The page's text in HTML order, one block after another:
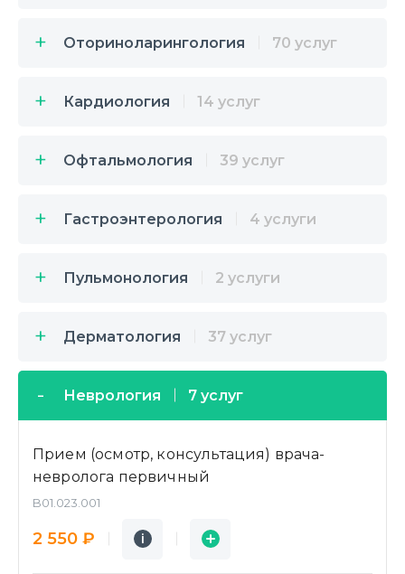
Оториноларингология 70 услуг
Кардиология 14 услуг
Офтальмология 39 услуг
Гастроэнтерология 4 услуги
Пульмонология 2 услуги
Дерматология 37 услуг
Неврология 7 услуг
Прием (осмотр, консультация) врача-
невролога первичный
B01.023.001
2 550 ₽ i
Подробнее
i
Заявка